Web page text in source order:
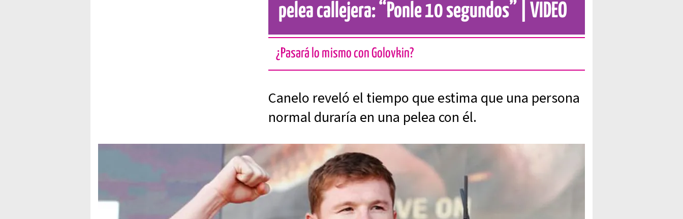
pelea callejera: “Ponle 10 segundos” | VIDEO
¿Pasará lo mismo con Golovkin?
Canelo reveló el tiempo que estima que una persona
normal duraría en una pelea con él.